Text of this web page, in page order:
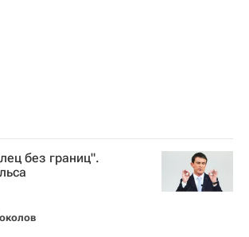
без границ".